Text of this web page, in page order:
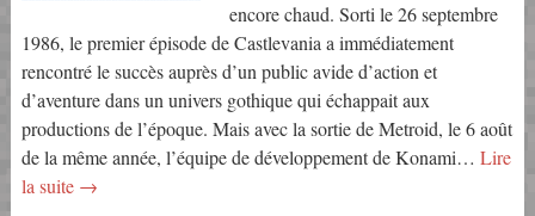
encore chaud. Sorti le 26 septembre
1986, le premier épisode de Castlevania a immédiatement
rencontré le succès auprès d’un public avide d’action et
d’aventure dans un univers gothique qui échappait aux
productions de l’époque. Mais avec la sortie de Metroid, le 6 août
de la même année, l’équipe de développement de Konami… Lire
la suite →